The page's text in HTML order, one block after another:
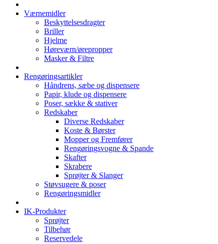
Værnemidler
Beskyttelsesdragter
Briller
Hjelme
Høreværn/ørepropper
Masker & Filtre
Rengøringsartikler
Håndrens, sæbe og dispensere
Papir, klude og dispensere
Poser, sække & stativer
Redskaber
Diverse Redskaber
Koste & Børster
Mopper og Fremfører
Rengøringsvogne & Spande
Skafter
Skrabere
Sprøjter & Slanger
Støvsugere & poser
Rengøringsmidler
IK-Produkter
Sprøjter
Tilbehør
Reservedele